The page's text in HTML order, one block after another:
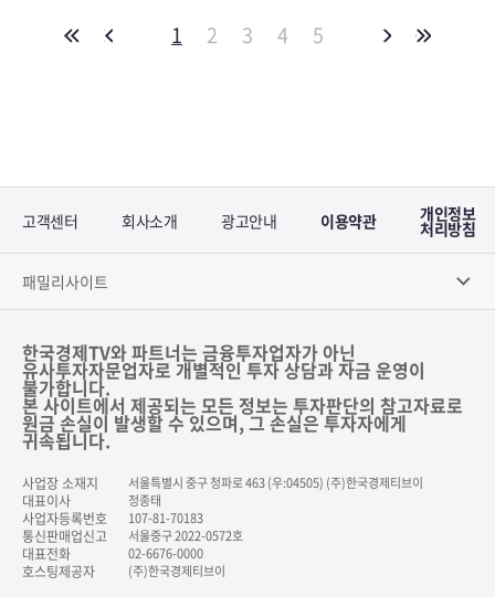
1 2 3 4 5
고객센터 회사소개 광고안내 이용약관 개인정보
처리방침
패밀리사이트
한국경제TV와 파트너는 금융투자업자가 아닌
유사투자자문업자로 개별적인 투자 상담과 자금 운영이
불가합니다.
본 사이트에서 제공되는 모든 정보는 투자판단의 참고자료로
원금 손실이 발생할 수 있으며, 그 손실은 투자자에게
귀속됩니다.
사업장 소재지 서울특별시 중구 청파로 463 (우:04505) (주)한국경제티브이
대표이사 정종태
사업자등록번호 107-81-70183
통신판매업신고 서울중구 2022-0572호
대표전화 02-6676-0000
호스팅제공자
(주)한국경제티브이